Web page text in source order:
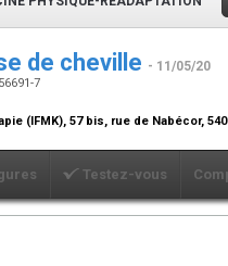
de cheville - 11/05/20
7
(IFMK), 57 bis, rue de Nabécor,
Testez-vous